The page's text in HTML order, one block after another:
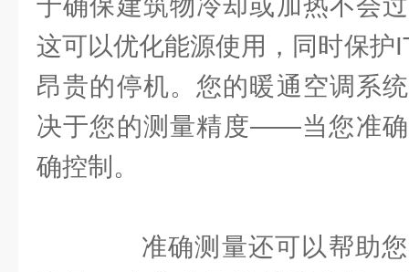
于确保建筑物冷却或加热不会
这可以优化能源使用，同时保护
昂贵的停机。您的暖通空调系
决于您的测量精度——当您准
确控制。
准确测量还可以帮助您